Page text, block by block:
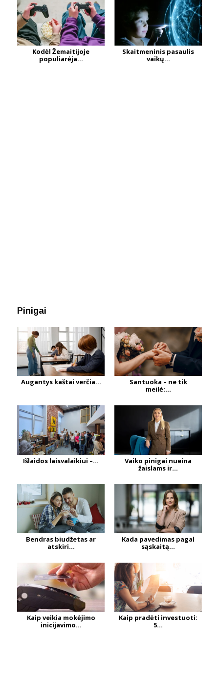
Kodėl Žemaitijoje
populiarėja...
Skaitmeninis pasaulis
vaikų...
Pinigai
Augantys kaštai verčia...
Santuoka – ne tik
meilė:...
Išlaidos laisvalaikiui –...
Vaiko pinigai nueina
žaislams ir...
Bendras biudžetas ar
atskiri...
Kada pavedimas pagal
sąskaitą...
Kaip veikia mokėjimo
inicijavimo...
Kaip pradėti investuoti:
5...